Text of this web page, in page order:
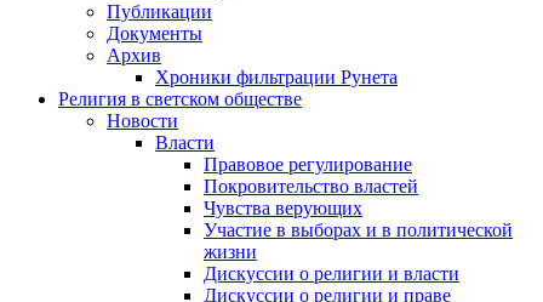
Публикации
Документы
Архив
Хроники фильтрации Рунета
Религия в светском обществе
Новости
Власти
Правовое регулирование
Покровительство властей
Чувства верующих
Участие в выборах и в политической
жизни
Дискуссии о религии и власти
Дискуссии о религии и праве